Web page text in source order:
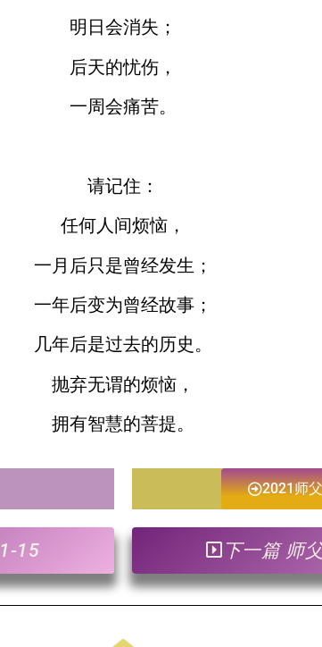
明日会消失；
后天的忧伤，
一周会痛苦。
请记住：
任何人间烦恼，
一月后只是曾经发生；
一年后变为曾经故事；
几年后是过去的历史。
抛弃无谓的烦恼，
拥有智慧的菩提。
2021师
15 下一篇 师